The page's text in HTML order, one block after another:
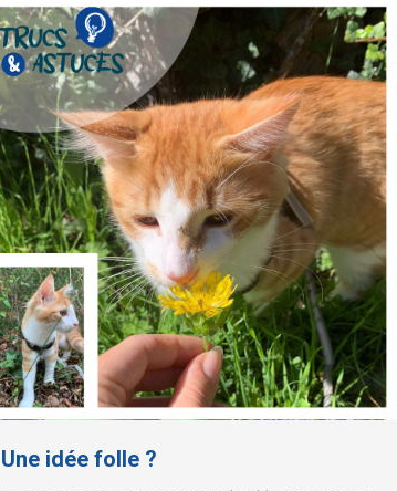
Une idée folle ?